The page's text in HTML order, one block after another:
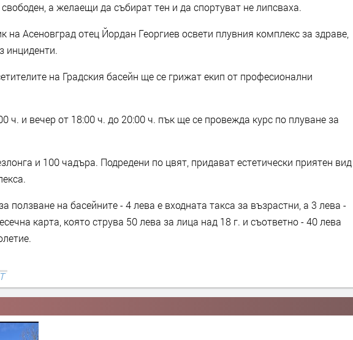
а желаещи да събират тен и да спортуват не липсваха.
на Асеновград отец Йордан Георгиев освети плувния комплекс за здраве,
инциденти.
на Градския басейн ще се грижат екип от професионални
ч. и вечер от 18:00 ч. до 20:00 ч. пък ще се провежда курс по плуване за
и 100 чадъра. Подредени по цвят, придават естетически приятен вид
ползване на басейните - 4 лева е входната такса за възрастни, а 3 лева -
карта, която струва 50 лева за лица над 18 г. и съответно - 40 лева